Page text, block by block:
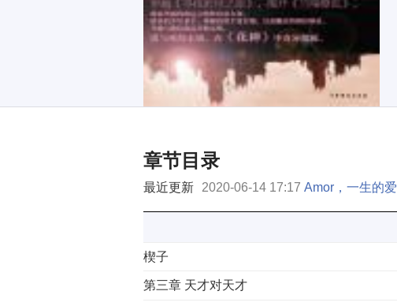
章节目录
最近更新 2020-06-14 17:17 Amor，一生的爱
楔子
第三章 天才对天才